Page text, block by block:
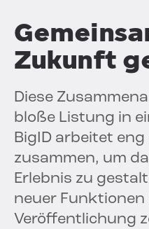
Zukunft
Diese
bloße Listung in
BigID arbeitet
zusammen, um
Erlebnis zu
neuer Funktionen
Veröffentlichung